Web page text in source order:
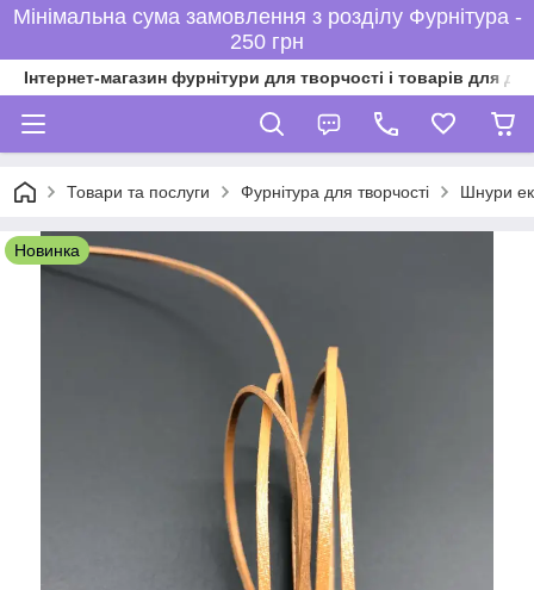
Мінімальна сума замовлення з розділу Фурнітура -
250 грн
Інтернет-магазин фурнітури для творчості і товарів для
Товари та послуги Фурнітура для творчості Шнури
Новинка